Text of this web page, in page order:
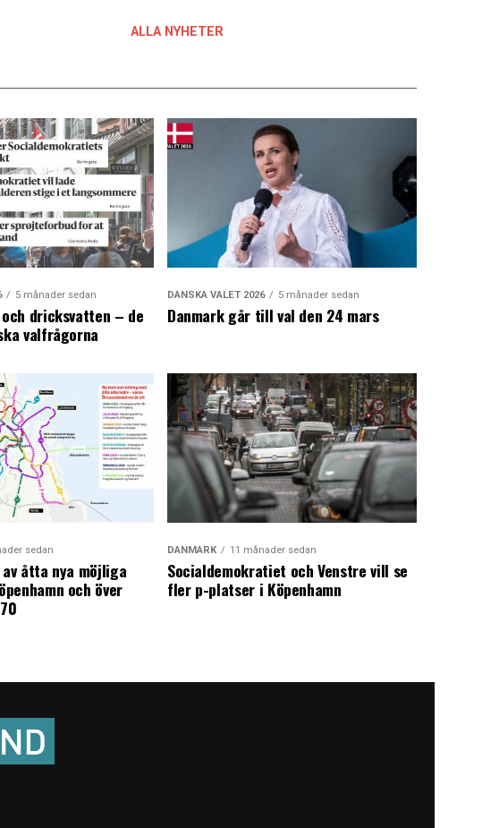
ALLA NYHETER
5 månader sedan
dricksvatten – de
valfrågorna
DANSKA VALET 2026 5 månader sedan
Danmark går till val den 24 mars
sedan
åtta nya möjliga
och över
DANMARK 11 månader sedan
Socialdemokratiet och Venstre vill se
fler p-platser i Köpenhamn